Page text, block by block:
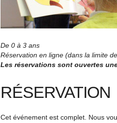
De 0 à 3 ans
Réservation en ligne (dans la limite
Les réservations sont ouvertes
RÉSERVATION
Cet événement est complet. Nous